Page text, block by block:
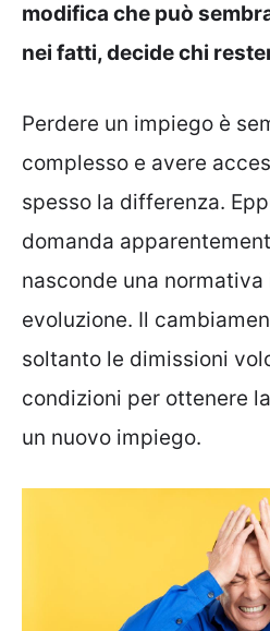
modifica che può
nei fatti, decide chi
Perdere un impiego è
complesso e avere
spesso la differenza.
domanda
nasconde una
evoluzione. Il
soltanto le dimissioni
condizioni per ottenere
un nuovo impiego.